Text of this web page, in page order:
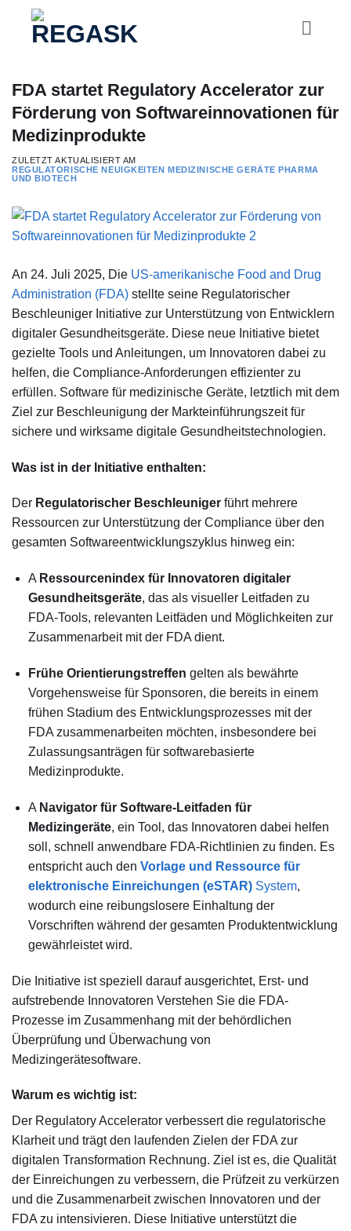
FDA startet Regulatory Accelerator zur
Förderung von Softwareinnovationen für
Medizinprodukte
ZULETZT AKTUALISIERT AM
REGULATORISCHE NEUIGKEITEN MEDIZINISCHE GERÄTE PHARMA
UND BIOTECH
An 24. Juli 2025, Die US-amerikanische Food and Drug
Administration (FDA) stellte seine Regulatorischer
Beschleuniger Initiative zur Unterstützung von Entwicklern
digitaler Gesundheitsgeräte. Diese neue Initiative bietet
gezielte Tools und Anleitungen, um Innovatoren dabei zu
helfen, die Compliance-Anforderungen effizienter zu
erfüllen. Software für medizinische Geräte, letztlich mit dem
Ziel zur Beschleunigung der Markteinführungszeit für
sichere und wirksame digitale Gesundheitstechnologien.
Was ist in der Initiative enthalten:
Der Regulatorischer Beschleuniger führt mehrere
Ressourcen zur Unterstützung der Compliance über den
gesamten Softwareentwicklungszyklus hinweg ein:
A Ressourcenindex für Innovatoren digitaler
Gesundheitsgeräte, das als visueller Leitfaden zu
FDA-Tools, relevanten Leitfäden und Möglichkeiten zur
Zusammenarbeit mit der FDA dient.
Frühe Orientierungstreffen gelten als bewährte
Vorgehensweise für Sponsoren, die bereits in einem
frühen Stadium des Entwicklungsprozesses mit der
FDA zusammenarbeiten möchten, insbesondere bei
Zulassungsanträgen für softwarebasierte
Medizinprodukte.
A Navigator für Software-Leitfaden für
Medizingeräte, ein Tool, das Innovatoren dabei helfen
soll, schnell anwendbare FDA-Richtlinien zu finden. Es
entspricht auch den Vorlage und Ressource für
elektronische Einreichungen (eSTAR)System,
wodurch eine reibungslosere Einhaltung der
Vorschriften während der gesamten Produktentwicklung
gewährleistet wird.
Die Initiative ist speziell darauf ausgerichtet, Erst- und
aufstrebende Innovatoren Verstehen Sie die FDA-
Prozesse im Zusammenhang mit der behördlichen
Überprüfung und Überwachung von
Medizingerätesoftware.
Warum es wichtig ist:
Der Regulatory Accelerator verbessert die regulatorische
Klarheit und trägt den laufenden Zielen der FDA zur
digitalen Transformation Rechnung. Ziel ist es, die Qualität
der Einreichungen zu verbessern, die Prüfzeit zu verkürzen
und die Zusammenarbeit zwischen Innovatoren und der
FDA zu intensivieren. Diese Initiative unterstützt die